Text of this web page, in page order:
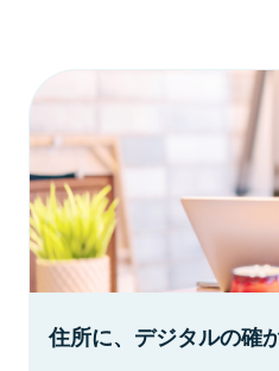
住所に、デジタルの確